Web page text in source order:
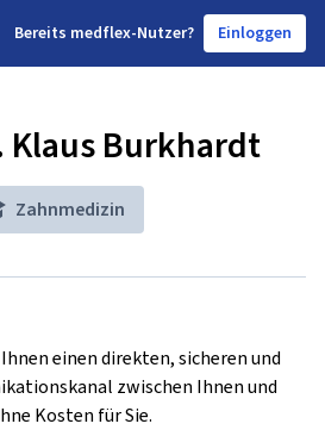
Bereits medflex-Nutzer? Einloggen
Klaus Burkhardt
Zahnmedizin
einen direkten, sicheren und
zwischen Ihnen und
Kosten für Sie.